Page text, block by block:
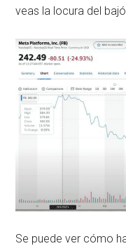
veas la locura del
Se puede ver cómo